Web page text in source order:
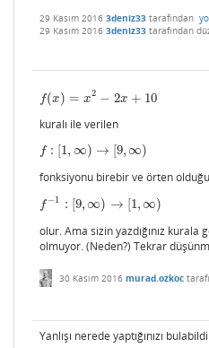
29 Kasım 2016 3deniz33 tarafından
29 Kasım 2016 3deniz33 tarafından
f(x) = x2 − 2x + 10
f (x) =x2 −2 x+10
kuralı ile verilen
f : [1, ∞) → [9,∞)
f:[ 1,∞)→[9 ∞)
fonksiyonu birebir ve örten
f −1 : [9, ∞) → [1,∞)
f− 1:[9,∞)→[1 ∞)
olur. Ama sizin yazdığınız kurala
olmuyor. (Neden?) Tekrar
30 Kasım 2016 murad.ozkoc
Yanlışı nerede yaptığınızı